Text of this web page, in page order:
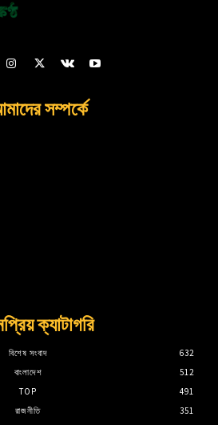
সম্পর্কে
ক্যাটাগরি
বিশেষ সংবাদ
632
বাংলাদেশ
512
TOP
491
রাজনীতি
351